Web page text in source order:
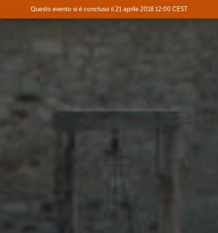
Dove
Questo evento si è concluso il 21 aprile 2018 12:00 CEST